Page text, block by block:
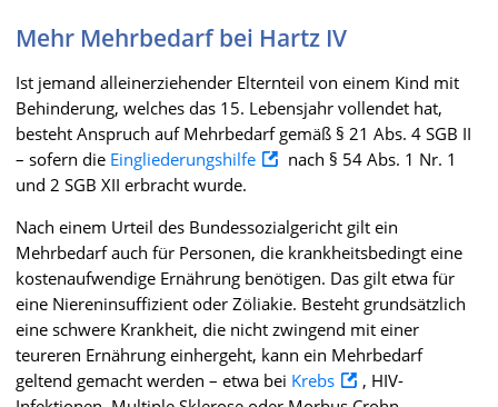
Mehr Mehrbedarf bei Hartz IV
Ist jemand alleinerziehender Elternteil von einem Kind mit
Behinderung, welches das 15. Lebensjahr vollendet hat,
besteht Anspruch auf Mehrbedarf gemäß § 21 Abs. 4 SGB II
– sofern die Eingliederungshilfe
nach § 54 Abs. 1 Nr. 1
und 2 SGB XII erbracht wurde.
Nach einem Urteil des Bundessozialgericht gilt ein
Mehrbedarf auch für Personen, die krankheitsbedingt eine
kostenaufwendige Ernährung benötigen. Das gilt etwa für
eine Niereninsuffizient oder Zöliakie. Besteht grundsätzlich
eine schwere Krankheit, die nicht zwingend mit einer
teureren Ernährung einhergeht, kann ein Mehrbedarf
geltend gemacht werden – etwa bei Krebs
, HIV-